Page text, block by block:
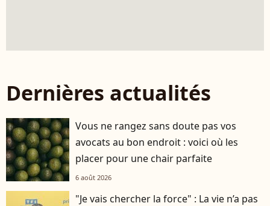
Dernières actualités
Vous ne rangez sans doute pas vos
avocats au bon endroit : voici où les
placer pour une chair parfaite
6 août 2026
"Je vais chercher la force" : La vie n’a pas